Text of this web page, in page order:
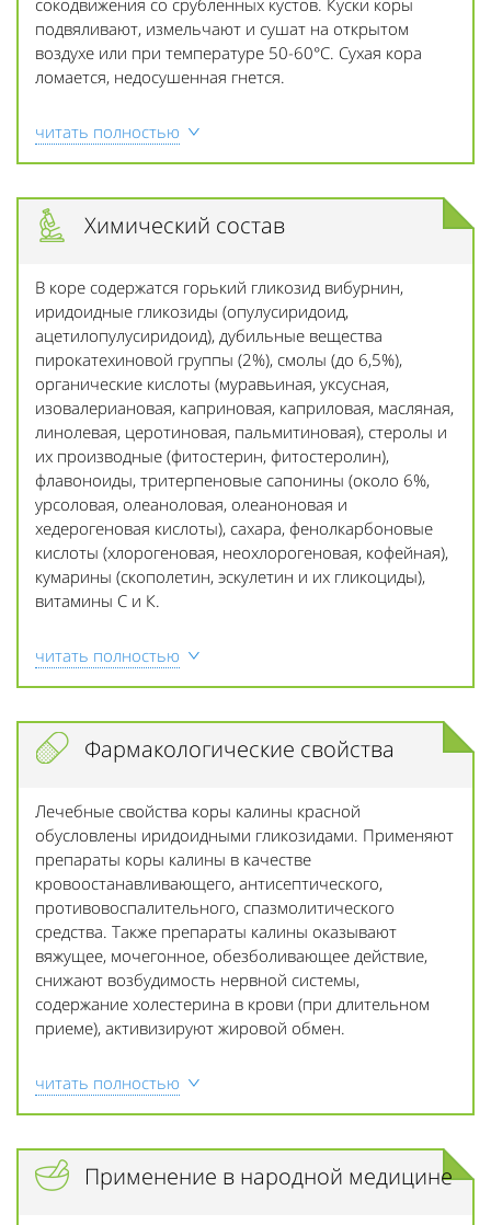
подвяливают, измельчают и сушат на открытом
воздухе или при температуре 50-60°С. Сухая кора
ломается, недосушенная гнется.
читать полностью
Химический состав
В коре содержатся горький гликозид вибурнин,
иридоидные гликозиды (опулусиридоид,
ацетилопулусиридоид), дубильные вещества
пирокатехиновой группы (2%), смолы (до 6,5%),
органические кислоты (муравьиная, уксусная,
изовалериановая, каприновая, каприловая, масляная,
линолевая, церотиновая, пальмитиновая), стеролы и
их производные (фитостерин, фитостеролин),
флавоноиды, тритерпеновые сапонины (около 6%,
урсоловая, олеаноловая, олеаноновая и
хедерогеновая кислоты), сахара, фенолкарбоновые
кислоты (хлорогеновая, неохлорогеновая, кофейная),
кумарины (скополетин, эскулетин и их гликоциды),
витамины С и К.
читать полностью
Фармакологические свойства
Лечебные свойства коры калины красной
обусловлены иридоидными гликозидами. Применяют
препараты коры калины в качестве
кровоостанавливающего, антисептического,
противовоспалительного, спазмолитического
средства. Также препараты калины оказывают
вяжущее, мочегонное, обезболивающее действие,
снижают возбудимость нервной системы,
содержание холестерина в крови (при длительном
приеме), активизируют жировой обмен.
читать полностью
Применение в народной медицине